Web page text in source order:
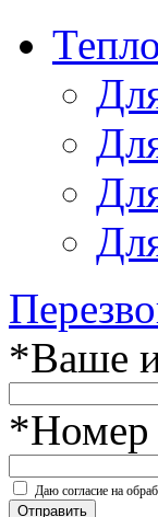
*Ваше
*Номер
Даю согласие на
Отправить